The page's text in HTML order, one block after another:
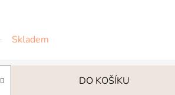
Skladem
DO KOŠÍKU